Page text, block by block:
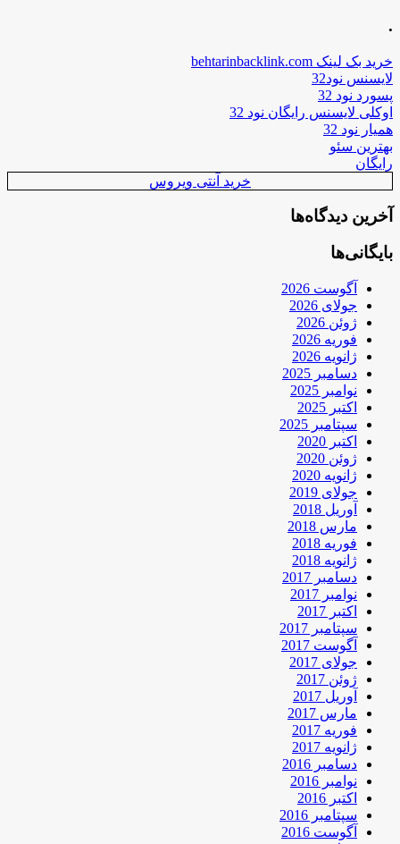
.
خرید بک لینک behtarinbacklink.com
لایسنس نود32
پسورد نود 32
اوکلی لایسنس رایگان نود 32
همیار نود 32
بهترین سئو
رایگان
خرید آنتی ویروس
آخرین دیدگاه‌ها
بایگانی‌ها
آگوست 2026
جولای 2026
ژوئن 2026
فوریه 2026
ژانویه 2026
دسامبر 2025
نوامبر 2025
اکتبر 2025
سپتامبر 2025
اکتبر 2020
ژوئن 2020
ژانویه 2020
جولای 2019
آوریل 2018
مارس 2018
فوریه 2018
ژانویه 2018
دسامبر 2017
نوامبر 2017
اکتبر 2017
سپتامبر 2017
آگوست 2017
جولای 2017
ژوئن 2017
آوریل 2017
مارس 2017
فوریه 2017
ژانویه 2017
دسامبر 2016
نوامبر 2016
اکتبر 2016
سپتامبر 2016
آگوست 2016